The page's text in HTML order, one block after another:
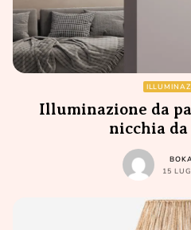
Illuminazione da
nicchia da
15